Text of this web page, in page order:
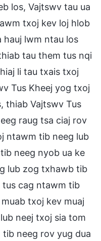
los, Vajtswv tau ua
txoj kev loj hlob
hauj lwm ntau los
tau them tus nqi
li tau txais txoj
Tus Kheej yog txoj
thiab Vajtswv Tus
raug tsa ciaj rov
ntawm tib neeg lub
neeg nyob ua ke
lub zog txhawb tib
tus cag ntawm tib
txoj kev muaj
neej txoj sia tom
neeg rov yug dua